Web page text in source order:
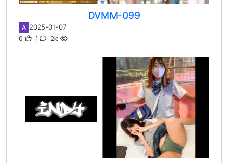
DVMM-099
A 2025-01-07
0 1 2k